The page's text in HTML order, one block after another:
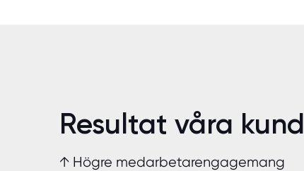
Resultat våra
↑ Högre medarbetarengagemang